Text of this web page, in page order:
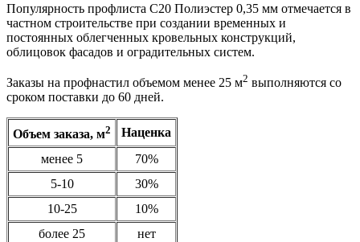
Популярность профлиста С20 Полиэстер 0,35 мм отмечается в
частном строительстве при создании временных и
постоянных облегченных кровельных конструкций,
облицовок фасадов и оградительных систем.
Заказы на профнастил объемом менее 25 м2 выполняются со
сроком поставки до 60 дней.
Объем заказа, м2
Наценка
менее 5
70%
5-10
30%
10-25
10%
более 25
нет